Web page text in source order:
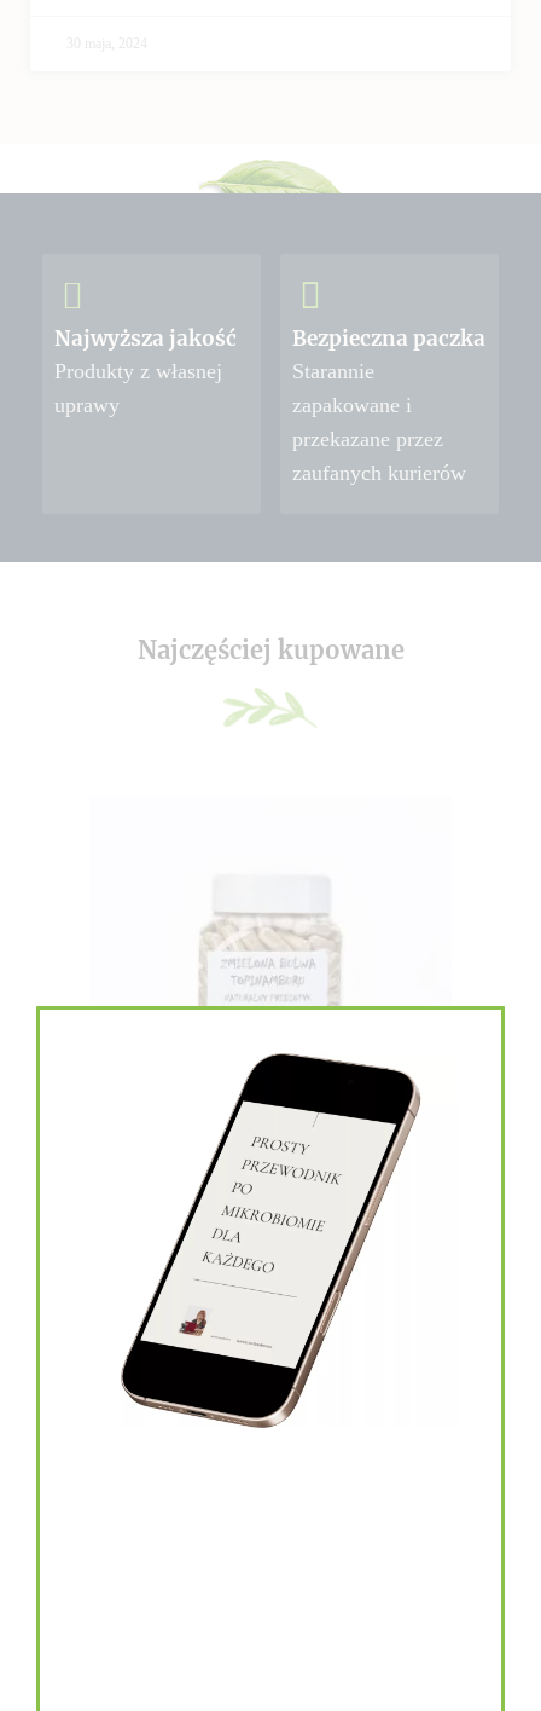
30 maja, 2024
Najwyższa jakość
Produkty z własnej
uprawy
Bezpieczna paczka
Starannie
zapakowane i
przekazane przez
zaufanych kurierów
Najczęściej kupowane
topinambur w kapsułkach